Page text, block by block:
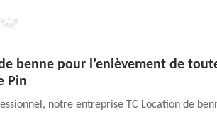
benne pour l’enlèvement de
Pin
notre entreprise TC Location de